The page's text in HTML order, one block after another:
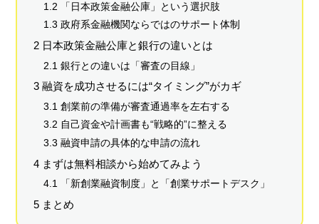
1.2 「日本政策金融公庫」という選択肢
1.3 政府系金融機関ならではのサポート体制
2 日本政策金融公庫と銀行の違いとは
2.1 銀行との違いは「審査の目線」
3 融資を成功させるには“タイミング”がカギ
3.1 創業前の準備が審査通過率を左右する
3.2 自己資金や計画書も“戦略的”に整える
3.3 融資申請の具体的な申請の流れ
4 まずは無料相談から始めてみよう
4.1 「新創業融資制度」と「創業サポートデスク」
5 まとめ